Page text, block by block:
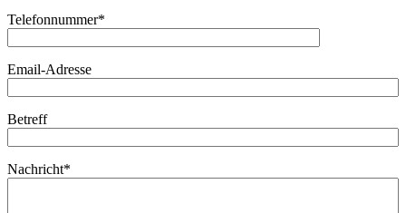
Telefonnummer*
Email-Adresse
Betreff
Nachricht*